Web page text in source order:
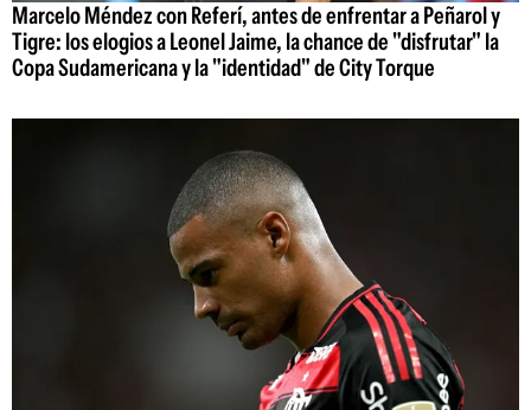
Marcelo Méndez con Referí, antes de enfrentar a Peñarol y
Tigre: los elogios a Leonel Jaime, la chance de "disfrutar" la
Copa Sudamericana y la "identidad" de City Torque